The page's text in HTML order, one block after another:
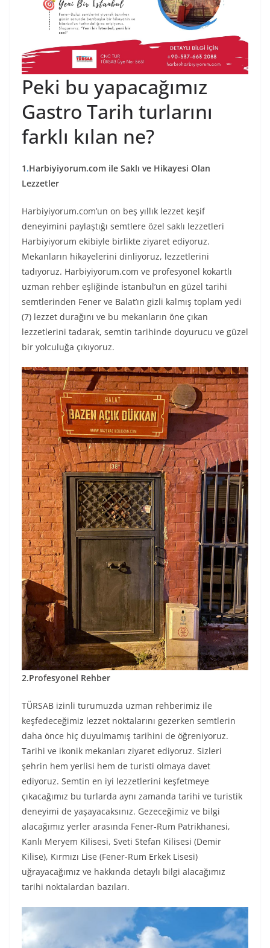
Peki bu yapacağımız
Gastro Tarih turlarını
farklı kılan ne?
1.Harbiyiyorum.com ile Saklı ve Hikayesi Olan
Lezzetler
Harbiyiyorum.com’un on beş yıllık lezzet keşif
deneyimini paylaştığı semtlere özel saklı lezzetleri
Harbiyiyorum ekibiyle birlikte ziyaret ediyoruz.
Mekanların hikayelerini dinliyoruz, lezzetlerini
tadıyoruz. Harbiyiyorum.com ve profesyonel kokartlı
uzman rehber eşliğinde İstanbul’un en güzel tarihi
semtlerinden Fener ve Balat’ın gizli kalmış toplam yedi
(7) lezzet durağını ve bu mekanların öne çıkan
lezzetlerini tadarak, semtin tarihinde doyurucu ve güzel
bir yolculuğa çıkıyoruz.
2.Profesyonel Rehber
TÜRSAB izinli turumuzda uzman rehberimiz ile
keşfedeceğimiz lezzet noktalarını gezerken semtlerin
daha önce hiç duyulmamış tarihini de öğreniyoruz.
Tarihi ve ikonik mekanları ziyaret ediyoruz. Sizleri
şehrin hem yerlisi hem de turisti olmaya davet
ediyoruz. Semtin en iyi lezzetlerini keşfetmeye
çıkacağımız bu turlarda aynı zamanda tarihi ve turistik
deneyimi de yaşayacaksınız. Gezeceğimiz ve bilgi
alacağımız yerler arasında Fener-Rum Patrikhanesi,
Kanlı Meryem Kilisesi, Sveti Stefan Kilisesi (Demir
Kilise), Kırmızı Lise (Fener-Rum Erkek Lisesi)
uğrayacağımız ve hakkında detaylı bilgi alacağımız
tarihi noktalardan bazıları.